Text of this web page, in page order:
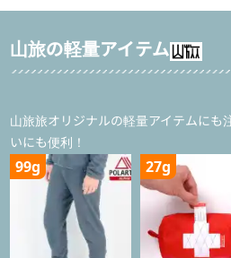
山旅の軽量アイテム
山旅旅オリジナルの軽量アイテムに
いにも便利！
99g 27g